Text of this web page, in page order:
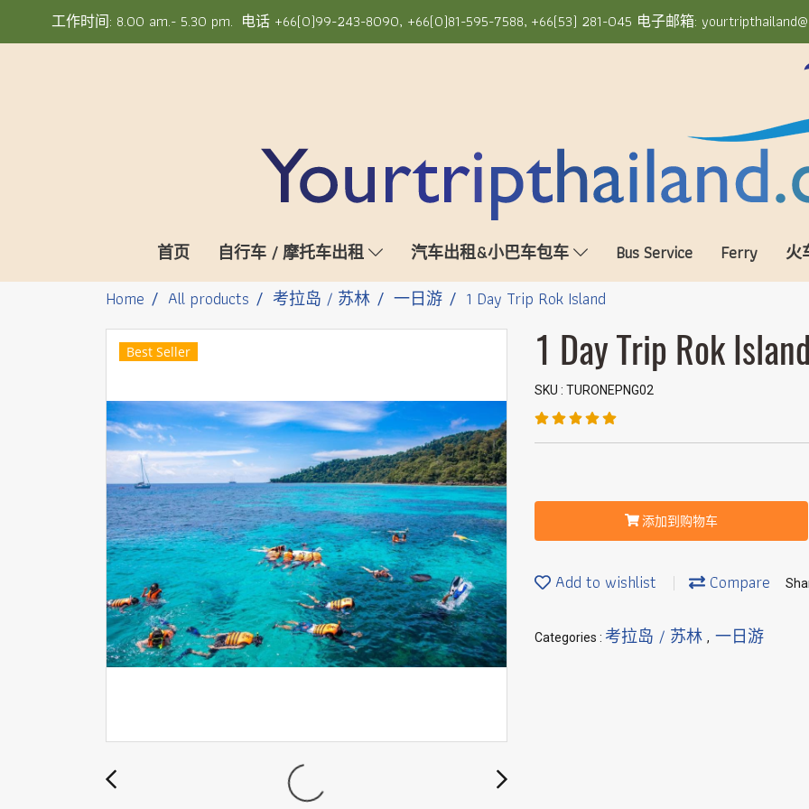
工作时间: 8.00 am.- 5.30 pm. 电话 +66(0)99-243-8090, +66(0)81-595-7588, +66(53) 281-045 电子邮箱:
首页 自行车 / 摩托车出租 汽车出租&小巴车包车 Bus Service Ferry
火
Home
All products 考拉岛 / 苏林 一日游 1 Day Trip Rok Island
Best Seller 1 Day Trip Rok
SKU : TURONEPNG02
添加到购物车
Add to wishlist Compare
Categories : 考拉岛 / 苏林 , 一日游